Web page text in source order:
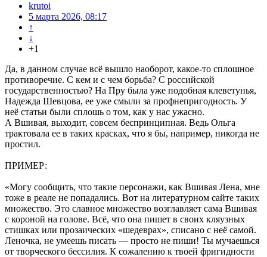
krutoi
5 марта 2026, 08:17
↑
↓
+1
Да, в данном случае всё вышло наоборот, какое-то сплошное
противоречие. С кем и с чем борьба? С российской
государственностью? На Пру была уже подобная клеветунья,
Надежда Шевцова, ее уже смыли за профнепригодность. У
неё статьи были сплошь о том, как у нас ужасно.
А Вшивая, выходит, совсем беспринципная. Ведь Ольга
трактовала ее в таких красках, что я бы, например, никогда не
простил.
ПРИМЕР:
«Могу сообщить, что такие персонажи, как Вшивая Лена, мне
тоже в реале не попадались. Вот на литературном сайте таких
множество. Это славное множество возглавляет сама Вшивая
с короной на голове. Всё, что она пишет в своих кляузных
стишках или прозаических «шедеврах», списано с неё самой.
Леночка, не умеешь писать — просто не пиши! Ты мучаешься
от творческого бессилия. К сожалению к твоей фригидности